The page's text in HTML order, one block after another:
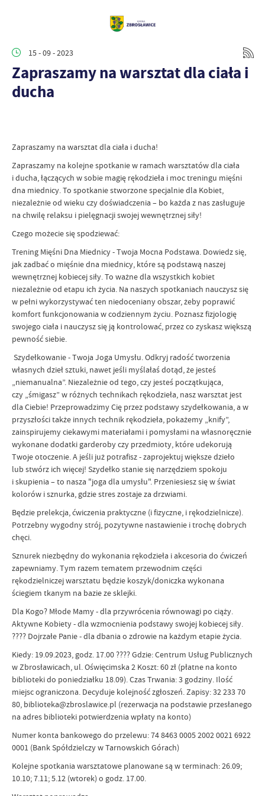
15 - 09 - 2023
Zapraszamy na warsztat dla ciała i
ducha
Zapraszamy na warsztat dla ciała i ducha!
Zapraszamy na kolejne spotkanie w ramach warsztatów dla ciała
i ducha, łączących w sobie magię rękodzieła i moc treningu mięśni
dna miednicy. To spotkanie stworzone specjalnie dla Kobiet,
niezależnie od wieku czy doświadczenia – bo każda z nas zasługuje
na chwilę relaksu i pielęgnacji swojej wewnętrznej siły!
Czego możecie się spodziewać:
Trening Mięśni Dna Miednicy - Twoja Mocna Podstawa. Dowiedz się,
jak zadbać o mięśnie dna miednicy, które są podstawą naszej
wewnętrznej kobiecej siły. To ważne dla wszystkich kobiet
niezależnie od etapu ich życia. Na naszych spotkaniach nauczysz się
w pełni wykorzystywać ten niedoceniany obszar, żeby poprawić
komfort funkcjonowania w codziennym życiu. Poznasz fizjologię
swojego ciała i nauczysz się ją kontrolować, przez co zyskasz większą
pewność siebie.
Szydełkowanie - Twoja Joga Umysłu. Odkryj radość tworzenia
własnych dzieł sztuki, nawet jeśli myślałaś dotąd, że jesteś
„niemanualna”. Niezależnie od tego, czy jesteś początkująca,
czy „śmigasz” w różnych technikach rękodzieła, nasz warsztat jest
dla Ciebie! Przeprowadzimy Cię przez podstawy szydełkowania, a w
przyszłości także innych technik rękodzieła, pokażemy „knify”,
zainspirujemy ciekawymi materiałami i pomysłami na własnoręcznie
wykonane dodatki garderoby czy przedmioty, które udekorują
Twoje otoczenie. A jeśli już potrafisz - zaprojektuj większe dzieło
lub stwórz ich więcej! Szydełko stanie się narzędziem spokoju
i skupienia – to nasza "joga dla umysłu". Przeniesiesz się w świat
kolorów i sznurka, gdzie stres zostaje za drzwiami.
Będzie prelekcja, ćwiczenia praktyczne (i fizyczne, i rękodzielnicze).
Potrzebny wygodny strój, pozytywne nastawienie i trochę dobrych
chęci.
Sznurek niezbędny do wykonania rękodzieła i akcesoria do ćwiczeń
zapewniamy. Tym razem tematem przewodnim części
rękodzielniczej warsztatu będzie koszyk/doniczka wykonana
ściegiem tkanym na bazie ze sklejki.
Dla Kogo? Młode Mamy - dla przywrócenia równowagi po ciąży.
Aktywne Kobiety - dla wzmocnienia podstawy swojej kobiecej siły.
???? Dojrzałe Panie - dla dbania o zdrowie na każdym etapie życia.
Kiedy: 19.09.2023, godz. 17.00 ???? Gdzie: Centrum Usług Publicznych
w Zbrosławicach, ul. Oświęcimska 2 Koszt: 60 zł (płatne na konto
biblioteki do poniedziałku 18.09). Czas Trwania: 3 godziny. Ilość
miejsc ograniczona. Decyduje kolejność zgłoszeń. Zapisy: 32 233 70
80, biblioteka@zbroslawice.pl (rezerwacja na podstawie przesłanego
na adres biblioteki potwierdzenia wpłaty na konto)
Numer konta bankowego do przelewu: 74 8463 0005 2002 0021 6922
0001 (Bank Spółdzielczy w Tarnowskich Górach)
Kolejne spotkania warsztatowe planowane są w terminach: 26.09;
10.10; 7.11; 5.12 (wtorek) o godz. 17.00.